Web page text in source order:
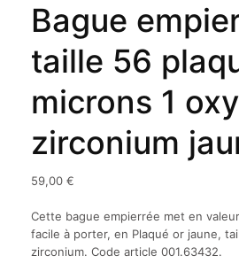
Bague
taille 56
microns 1
zirconium
59,00 €
Cette bague empierrée met en
facile à porter, en Plaqué or jaune,
zirconium. Code article 001.63432.